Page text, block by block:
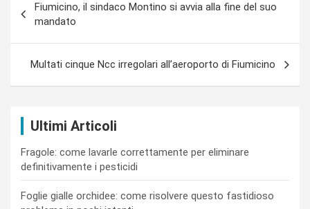
articoli
Fiumicino, il sindaco Montino si avvia alla fine del suo
mandato
Multati cinque Ncc irregolari all’aeroporto di Fiumicino
Ultimi Articoli
Fragole: come lavarle correttamente per eliminare
definitivamente i pesticidi
Foglie gialle orchidee: come risolvere questo fastidioso